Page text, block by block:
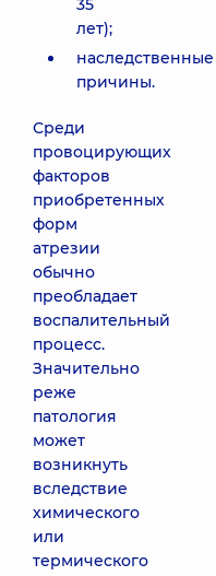
35
лет);
наследственные
причины.
Среди
провоцирующих
факторов
приобретенных
форм
атрезии
обычно
преобладает
воспалительный
процесс.
Значительно
реже
патология
может
возникнуть
вследствие
химического
или
термического